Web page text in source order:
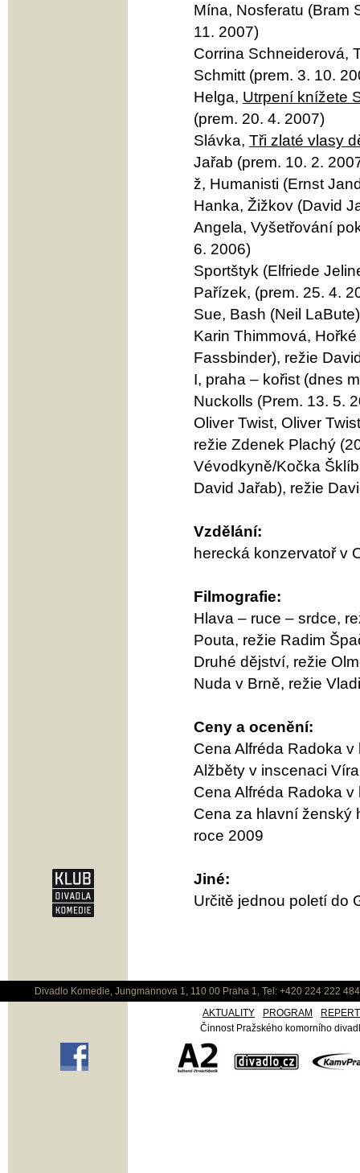
Mína, Nosferatu (Bram
11. 2007)
Corrina Schneiderová,
Schmitt (prem. 3. 10.
Helga, Utrpení knížete
(prem. 20. 4. 2007)
Slávka, Tři zlaté vlasy
Jařab (prem. 10. 2.
ž, Humanisti (Ernst
Hanka, Žižkov (David
Angela, Vyšetřování
6. 2006)
Sportštyk (Elfriede
Pařízek, (prem. 25. 4.
Sue, Bash (Neil
Karin Thimmová,
Fassbinder), režie
I, praha – kořist (dnes
Nuckolls (Prem. 13. 5.
Oliver Twist, Oliver
režie Zdenek Plachý
Vévodkyně/Kočka
David Jařab), režie
Vzdělání:
herecká konzervatoř v
Filmografie:
Hlava – ruce – srdce,
Pouta, režie Radim
Druhé dějství, režie
Nuda v Brně, režie
Ceny a ocenění:
Cena Alfréda Radoka
Alžběty v inscenaci
Cena Alfréda Radoka
Cena za hlavní ženský
roce 2009
Jiné:
Určitě jednou poletí do
Divadlo Komedie, Jungmannova 1, 110 00 Praha 1, Tel: +420 224 222
AKTUALITY
PROGRAM
Činnost Pražského komorního